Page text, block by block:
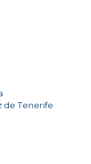
de Tenerife